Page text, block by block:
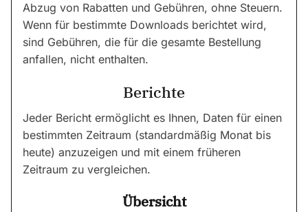
Abzug von Rabatten und Gebühren, ohne Steuern.
Wenn für bestimmte Downloads berichtet wird,
sind Gebühren, die für die gesamte Bestellung
anfallen, nicht enthalten.
Berichte
Jeder Bericht ermöglicht es Ihnen, Daten für einen
bestimmten Zeitraum (standardmäßig Monat bis
heute) anzuzeigen und mit einem früheren
Zeitraum zu vergleichen.
Übersicht